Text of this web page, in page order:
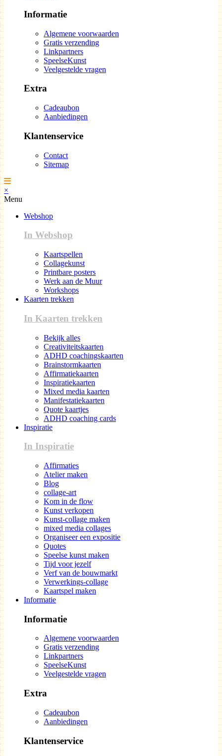
Informatie
Algemene voorwaarden
Gratis verzending
Linkpartners
SpeelseKunst
Veelgestelde vragen
Extra
Cadeaubon
Aanbiedingen
Klantenservice
Contact
Sitemap
×
Menu
Webshop
In Webshop
Kaartspellen
Collagekunst
Printbare posters
Werk aan de Muur
Workshops
Kaarten trekken
In Kaarten trekken
Bekijk alles
Creativiteitskaarten
ADHD coachingskaarten
Brainstormkaarten
Affirmatiekaarten
Inspiratiekaarten
Mixed media kaarten
Manifestatiekaarten
Quote kaartjes
ADHD coaching cards
Inspiratie
In Inspiratie
Affirmaties
Atelier maken
Blog
collage-art
Kom in de flow
Kunst verkopen
Kunst-collage maken
mixed media collages
Organiseer een expositie
Quotes
Speelse kunst maken
Tijd voor jezelf
Verf van de bouwmarkt
Verwerkings-collage
Kaartspel maken
Informatie
Informatie
Algemene voorwaarden
Gratis verzending
Linkpartners
SpeelseKunst
Veelgestelde vragen
Extra
Cadeaubon
Aanbiedingen
Klantenservice